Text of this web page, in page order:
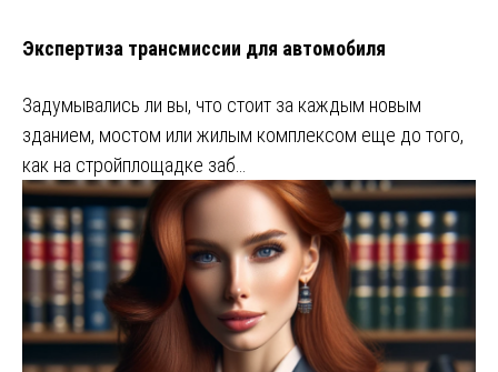
Экспертиза трансмиссии для автомобиля
Задумывались ли вы, что стоит за каждым новым
зданием, мостом или жилым комплексом еще до того,
как на стройплощадке заб…